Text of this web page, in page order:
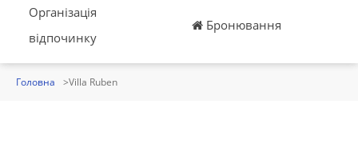
Організація
відпочинку
Бронювання
Головна Villa Ruben